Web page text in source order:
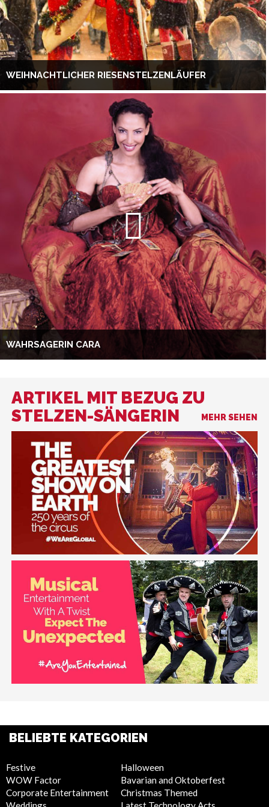
WEIHNACHTLICHER RIESENSTELZENLÄUFER
WAHRSAGERIN CARA
ARTIKEL MIT BEZUG ZU
STELZEN-SÄNGERIN
MEHR SEHEN
BELIEBTE KATEGORIEN
Festive
WOW Factor
Corporate Entertainment
Halloween
Bavarian and Oktoberfest
Christmas Themed